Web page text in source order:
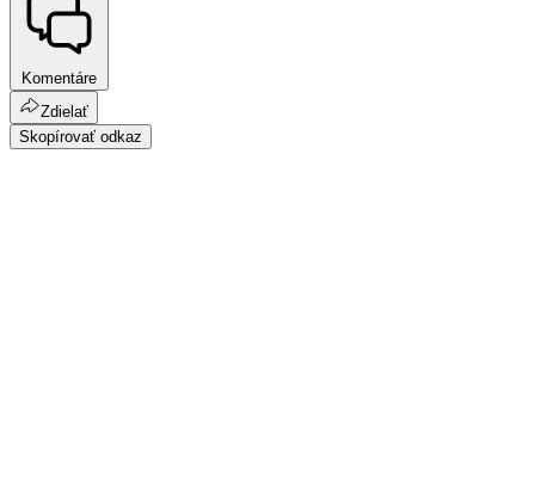
Komentáre
Zdielať
Skopírovať odkaz